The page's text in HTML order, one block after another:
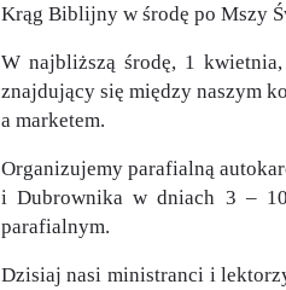
Krąg Biblijny w środę po Mszy
W najbliższą środę, 1
znajdujący się między naszym
a marketem.
Organizujemy parafialną
i Dubrownika w dniach 3 – 10
parafialnym.
Dzisiaj nasi ministranci i